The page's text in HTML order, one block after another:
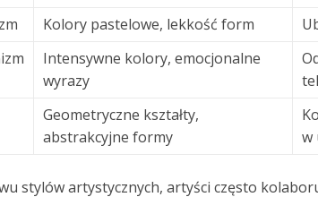
Kolory pastelowe, lekkość form
Intensywne kolory, emocjonalne
wyrazy
Geometryczne kształty,
abstrakcyjne formy
w
stylów artystycznych, artyści często